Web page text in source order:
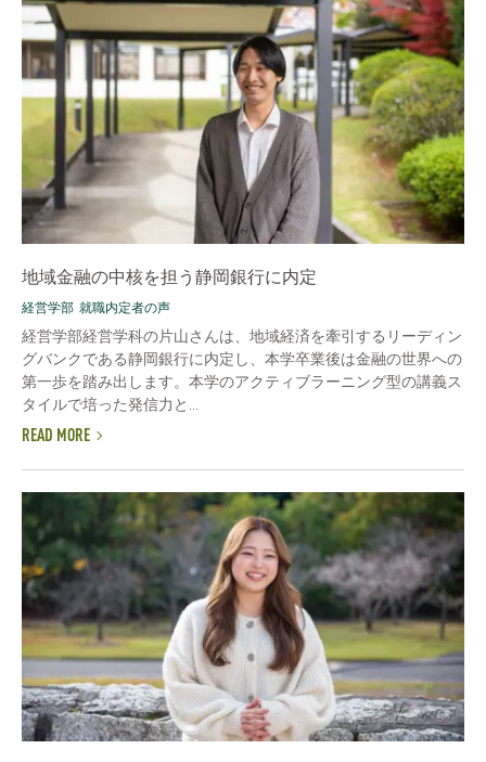
地域金融の中核を担う静岡銀行に内定
経営学部 就職内定者の声
経営学部経営学科の片山さんは、地域経済を牽引するリーディン
グバンクである静岡銀行に内定し、本学卒業後は金融の世界への
第一歩を踏み出します。本学のアクティブラーニング型の講義ス
タイルで培った発信力と...
READ MORE